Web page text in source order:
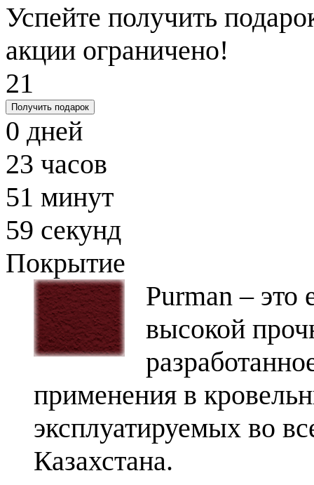
Успейте получить
акции ограничено!
21
Получить подарок
0 дней
23 часов
51 минут
58 секунд
Покрытие
Purman – это
высокой
применения в
эксплуатируемых во
Казахстана.